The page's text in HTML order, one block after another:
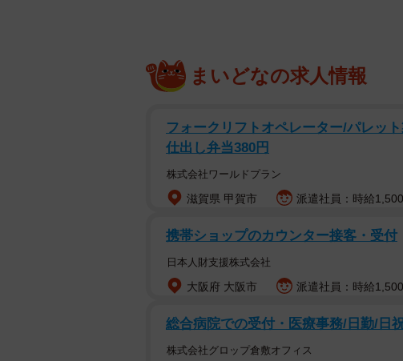
【ホルモンの焼き方】
①皮目から焼く。
②脂身部分に火が入って透明になってきたら
※丸まってきたら「もうすぐ食べごろ」の合
③脂が透明になったら脂身の面を焼いて余
ホルモンは焼き過ぎで焦げてしまい食べら
ないと脂身が「ぐにゅぐにゅ」として美味
げるちょっと手前までしっかり焼く」のが
まいどなの求人情報
フォークリフトオペレーター/パレッ
仕出し弁当380円
株式会社ワールドプラン
滋賀県 甲賀市 派遣社員：時給
携帯ショップのカウンター接客・受付
日本人財支援株式会社
大阪府 大阪市 派遣社員：時給
総合病院での受付・医療事務/日勤/日
株式会社グロップ倉敷オフィス